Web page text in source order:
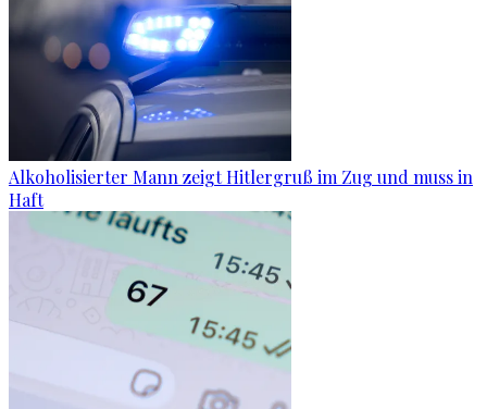
Alkoholisierter Mann zeigt Hitlergruß im Zug und muss in
Haft